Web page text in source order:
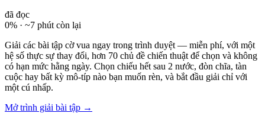
đã đọc
0% · ~7 phút còn lại
Giải các bài tập cờ vua ngay trong trình duyệt — miễn phí, với một
hệ số thực sự thay đổi, hơn 70 chủ đề chiến thuật để chọn và không
có hạn mức hằng ngày. Chọn chiếu hết sau 2 nước, đòn chĩa, tàn
cuộc hay bất kỳ mô-típ nào bạn muốn rèn, và bắt đầu giải chỉ với
một cú nhấp.
Mở trình giải bài tập →